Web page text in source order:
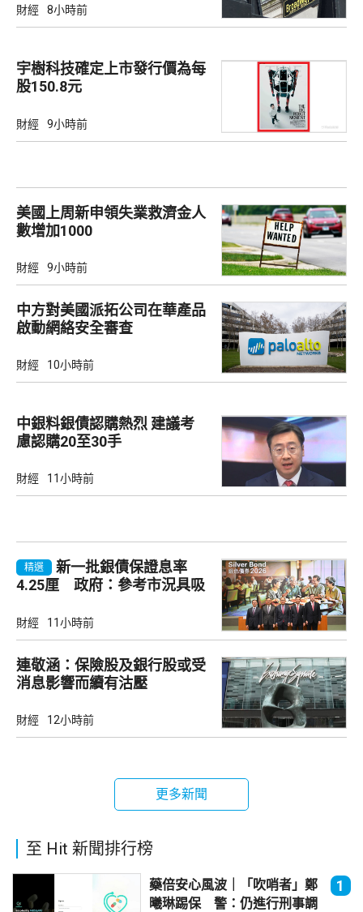
財經 8小時前
宇樹科技確定上市發行價為每
股150.8元
財經 9小時前
美國上周新申領失業救濟金人
數增加1000
財經 9小時前
中方對美國派拓公司在華產品
啟動網絡安全審查
財經 10小時前
中銀料銀債認購熱烈 建議考
慮認購20至30手
財經 11小時前
精選
新一批銀債保證息率
4.25厘 政府：參考市況具吸
財經 11小時前
連敬涵：保險股及銀行股或受
消息影響而續有沽壓
財經 12小時前
更多新聞
至 Hit 新聞排行榜
藥倍安心風波｜「吹哨者」鄭
曦琳踢保 警：仍進行刑事調
1